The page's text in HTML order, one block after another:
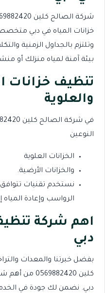
خزانات المياه في دبي
وتلتزم بالجداول الزمنية
بيئة آمنة لمياه منزلك أو
تنظيف خزانات
والعلوية
النوعين
الخزانات العلوية
والخزانات الأرضية.
نستخدم تقنيات
الرواسب وإعادة المياه
اهم شركة
دبي
بفضل خبرتنا والمعدات
كلين
دبي. نضمن لك جودة في